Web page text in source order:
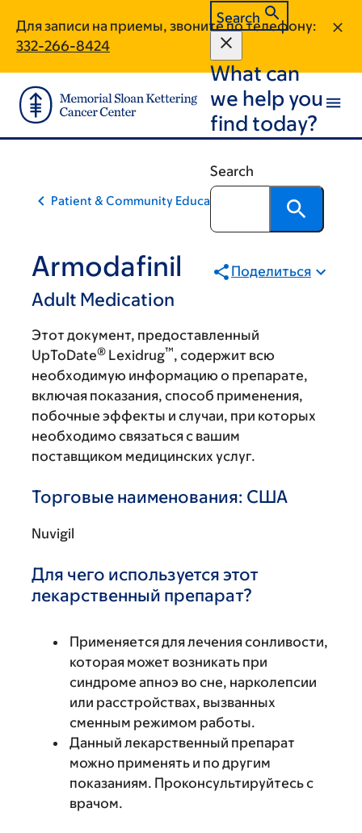
main
content
footer
Для записи на приемы, звоните по телефону:
332-266-8424
Search
What can
we help you
find today?
Search
Patient & Community Education
Armodafinil
Adult Medication
Поделиться
Этот документ, предоставленный
UpToDate® Lexidrug™, содержит всю
необходимую информацию о препарате,
включая показания, способ применения,
побочные эффекты и случаи, при которых
необходимо связаться с вашим
поставщиком медицинских услуг.
Торговые наименования: США
Nuvigil
Для чего используется этот
лекарственный препарат?
Применяется для лечения сонливости,
которая может возникать при
синдроме апноэ во сне, нарколепсии
или расстройствах, вызванных
сменным режимом работы.
Данный лекарственный препарат
можно применять и по другим
показаниям. Проконсультируйтесь с
врачом.